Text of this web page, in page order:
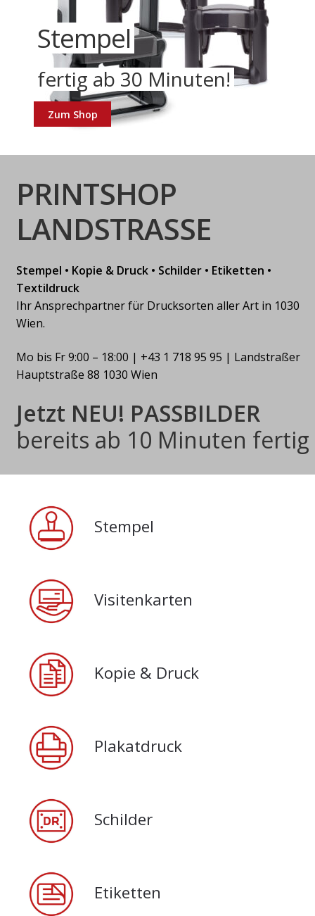
Stempel
fertig ab 30 Minuten!
Zum Shop
Visitenkarten
fertig ab 30 Minuten!
Zum Shop
Plakate Digitaldruck
in A0, A1 und A2,
Expressdruck
Zum Produkt
Besuchen Sie uns
in unserem Geschäft.
Wir beraten Sie gerne!
PRINTSHOP
LANDSTRASSE
Stempel • Kopie & Druck • Schilder • Etiketten •
Textildruck
Ihr Ansprechpartner für Drucksorten aller Art in 1030
Wien.
Mo bis Fr 9:00 – 18:00 | +43 1 718 95 95 | Landstraßer
Hauptstraße 88 1030 Wien
Jetzt NEU! PASSBILDER
bereits ab 10 Minuten fertig
Stempel
Visitenkarten
Kopie & Druck
Plakatdruck
Schilder
Etiketten